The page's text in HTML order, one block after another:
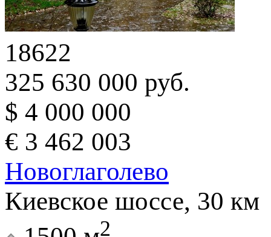
18622
325 630 000 руб.
$ 4 000 000
€ 3 462 003
Новоглаголево
Киевское шоссе, 30 км
2